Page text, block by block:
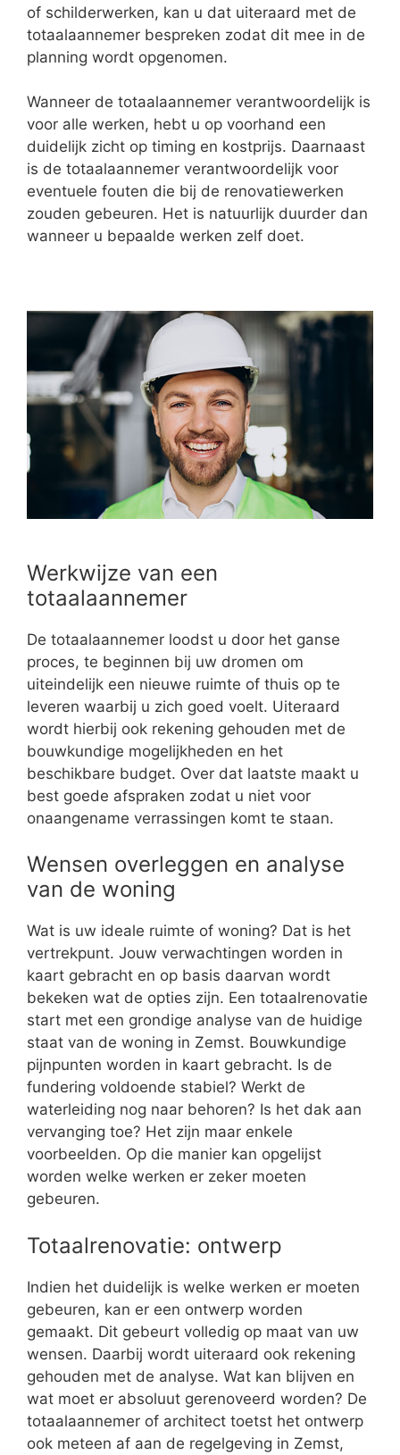
of schilderwerken, kan u dat uiteraard met de
totaalaannemer bespreken zodat dit mee in de
planning wordt opgenomen.
Wanneer de totaalaannemer verantwoordelijk is
voor alle werken, hebt u op voorhand een
duidelijk zicht op timing en kostprijs. Daarnaast
is de totaalaannemer verantwoordelijk voor
eventuele fouten die bij de renovatiewerken
zouden gebeuren. Het is natuurlijk duurder dan
wanneer u bepaalde werken zelf doet.
Werkwijze van een
totaalaannemer
De totaalaannemer loodst u door het ganse
proces, te beginnen bij uw dromen om
uiteindelijk een nieuwe ruimte of thuis op te
leveren waarbij u zich goed voelt. Uiteraard
wordt hierbij ook rekening gehouden met de
bouwkundige mogelijkheden en het
beschikbare budget. Over dat laatste maakt u
best goede afspraken zodat u niet voor
onaangename verrassingen komt te staan.
Wensen overleggen en analyse
van de woning
Wat is uw ideale ruimte of woning? Dat is het
vertrekpunt. Jouw verwachtingen worden in
kaart gebracht en op basis daarvan wordt
bekeken wat de opties zijn. Een totaalrenovatie
start met een grondige analyse van de huidige
staat van de woning in Zemst. Bouwkundige
pijnpunten worden in kaart gebracht. Is de
fundering voldoende stabiel? Werkt de
waterleiding nog naar behoren? Is het dak aan
vervanging toe? Het zijn maar enkele
voorbeelden. Op die manier kan opgelijst
worden welke werken er zeker moeten
gebeuren.
Totaalrenovatie: ontwerp
Indien het duidelijk is welke werken er moeten
gebeuren, kan er een ontwerp worden
gemaakt. Dit gebeurt volledig op maat van uw
wensen. Daarbij wordt uiteraard ook rekening
gehouden met de analyse. Wat kan blijven en
wat moet er absoluut gerenoveerd worden? De
totaalaannemer of architect toetst het ontwerp
ook meteen af aan de regelgeving in Zemst,